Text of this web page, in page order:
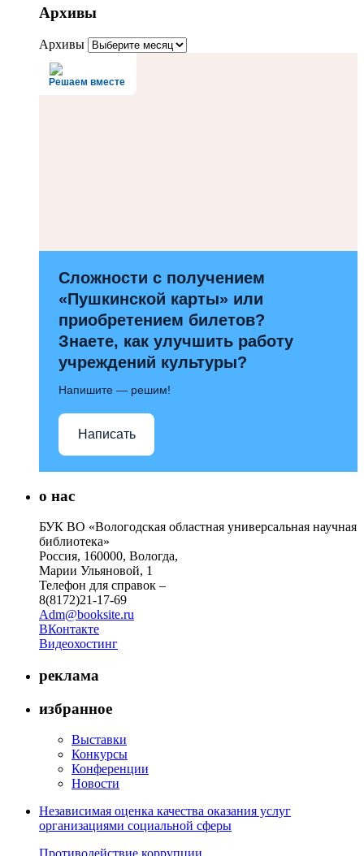
Архивы
Архивы
Решаем вместе
Сложности с получением
«Пушкинской карты» или
приобретением билетов?
Знаете, как улучшить работу
учреждений культуры?
Напишите — решим!
Написать
о нас
БУК ВО «Вологодская областная универсальная научная
библиотека»
Россия, 160000, Вологда,
Марии Ульяновой, 1
Телефон для справок –
8(8172)21-17-69
Adm@booksite.ru
ВКонтакте
Видеохостинг
реклама
избранное
Выставки
Конкурсы
Конференции
Новости
Независимая оценка качества оказания услуг
организациями социальной сферы